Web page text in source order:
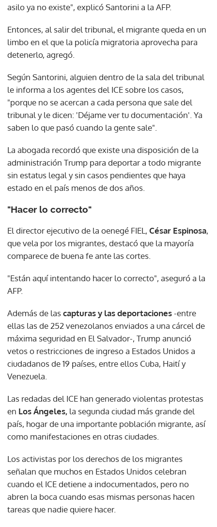
asilo ya no existe", explicó Santorini a la AFP.
Entonces, al salir del tribunal, el migrante queda en un
limbo en el que la policía migratoria aprovecha para
detenerlo, agregó.
Según Santorini, alguien dentro de la sala del tribunal
le informa a los agentes del ICE sobre los casos,
"porque no se acercan a cada persona que sale del
tribunal y le dicen: 'Déjame ver tu documentación'. Ya
saben lo que pasó cuando la gente sale".
La abogada recordó que existe una disposición de la
administración Trump para deportar a todo migrante
sin estatus legal y sin casos pendientes que haya
estado en el país menos de dos años.
"Hacer lo correcto"
El director ejecutivo de la oenegé FIEL, César Espinosa,
que vela por los migrantes, destacó que la mayoría
comparece de buena fe ante las cortes.
"Están aquí intentando hacer lo correcto", aseguró a la
AFP.
Además de lascapturas y las deportaciones-entre
ellas las de 252 venezolanos enviados a una cárcel de
máxima seguridad en El Salvador-, Trump anunció
vetos o restricciones de ingreso a Estados Unidos a
ciudadanos de 19 países, entre ellos Cuba, Haití y
Venezuela.
Las redadas del ICE han generado violentas protestas
en Los Ángeles, la segunda ciudad más grande del
país, hogar de una importante población migrante, así
como manifestaciones en otras ciudades.
Los activistas por los derechos de los migrantes
señalan que muchos en Estados Unidos celebran
cuando el ICE detiene a indocumentados, pero no
abren la boca cuando esas mismas personas hacen
tareas que nadie quiere hacer.